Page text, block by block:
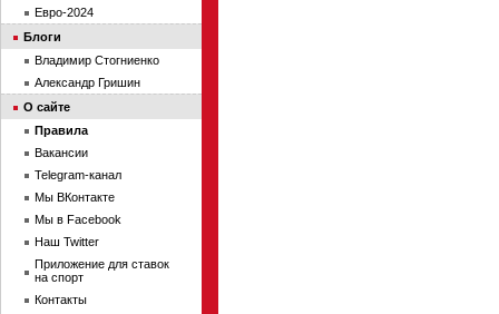
Евро-2024
Блоги
Владимир Стогниенко
Александр Гришин
О сайте
Правила
Вакансии
Telegram-канал
Мы ВКонтакте
Мы в Facebook
Наш Twitter
Приложение для ставок
на спорт
Контакты